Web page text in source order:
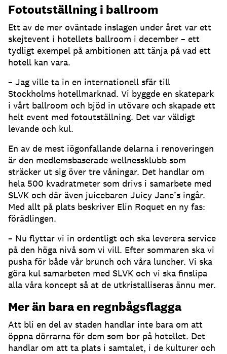
Fotoutställning i ballroom
Ett av de mer oväntade inslagen under året var ett
skejtevent i hotellets ballroom i december – ett
tydligt exempel på ambitionen att tänja på vad ett
hotell kan vara.
– Jag ville ta in en internationell sfär till
Stockholms hotellmarknad. Vi byggde en skatepark
i vårt ballroom och bjöd in utövare och skapade ett
helt event med fotoutställning. Det var väldigt
levande och kul.
En av de mest iögonfallande delarna i renoveringen
är den medlemsbaserade wellnessklubb som
sträcker ut sig över tre våningar. Det handlar om
hela 500 kvadratmeter som drivs i samarbete med
SLVK och där även juicebaren Juicy Jane’s ingår.
Med allt på plats beskriver Elin Roquet en ny fas:
förädlingen.
– Nu flyttar vi in ordentligt och ska leverera service
på den höga nivå som vi vill. Efter sommaren ska vi
pusha för både vår brunch och våra luncher. Vi ska
göra kul samarbeten med SLVK och vi ska finslipa
alla våra koncept så at de utkristalliseras ännu mer.
Mer än bara en regnbågsflagga
Att bli en del av staden handlar inte bara om att
öppna dörrarna för dem som bor på hotellet. Det
handlar om att ta plats i samtalet, i de kulturer och